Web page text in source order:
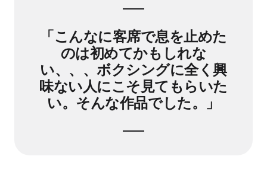
「こんなに客席で息を止めた
のは初めてかもしれな
い、、、ボクシングに全く興
味ない人にこそ見てもらいた
い。そんな作品でした。」